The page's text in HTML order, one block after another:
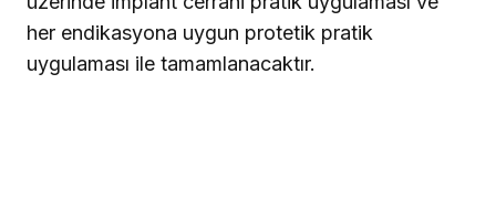
her endikasyona uygun protetik pratik
uygulaması ile tamamlanacaktır.